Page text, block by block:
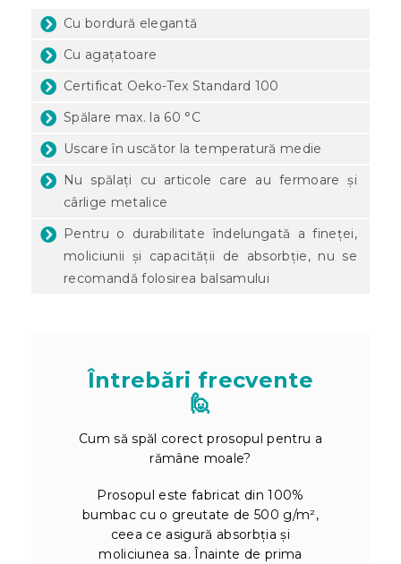
Cu bordură elegantă
Cu agațatoare
Certificat Oeko-Tex Standard 100
Spălare max. la 60 °C
Uscare în uscător la temperatură medie
Nu spălați cu articole care au fermoare și
cârlige metalice
Pentru o durabilitate îndelungată a fineței,
moliciunii și capacității de absorbție, nu se
recomandă folosirea balsamului
Întrebări frecvente
🙋
Cum să spăl corect prosopul pentru a
rămâne moale?
Prosopul este fabricat din 100%
bumbac cu o greutate de 500 g/m²,
ceea ce asigură absorbția și
moliciunea sa. Înainte de prima